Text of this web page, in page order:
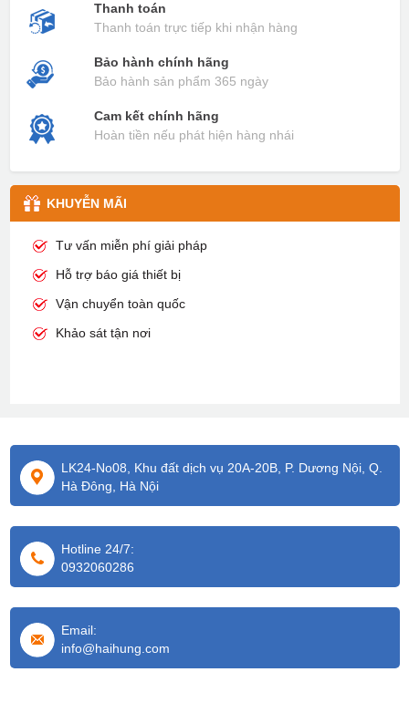
Thanh toán
Thanh toán trực tiếp khi nhận hàng
Bảo hành chính hãng
Bảo hành sản phẩm 365 ngày
Cam kết chính hãng
Hoàn tiền nếu phát hiện hàng nhái
KHUYỄN MÃI
Tư vấn miễn phí giải pháp
Hỗ trợ báo giá thiết bị
Vận chuyển toàn quốc
Khảo sát tận nơi
LK24-No08, Khu đất dịch vụ 20A-20B, P. Dương Nội, Q.
Hà Đông, Hà Nội
Hotline 24/7:
0932060286
Email:
info@haihung.com